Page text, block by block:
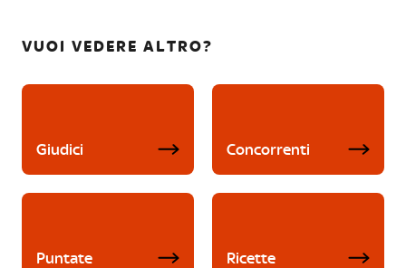
VUOI VEDERE ALTRO?
Giudici Concorrenti
Puntate Ricette